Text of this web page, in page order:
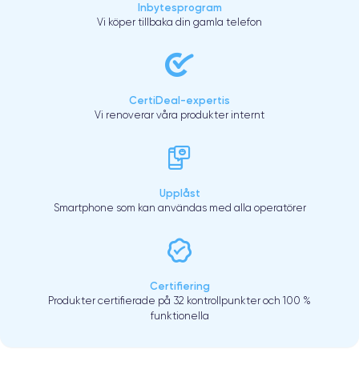
Inbytesprogram
Vi köper tillbaka din gamla telefon
CertiDeal-expertis
Vi renoverar våra produkter internt
Upplåst
Smartphone som kan användas med alla operatörer
Certifiering
Produkter certifierade på 32 kontrollpunkter och 100 %
funktionella